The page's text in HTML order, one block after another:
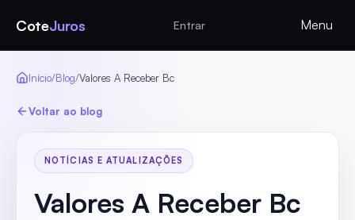
CoteJuros Entrar Menu
Início/Blog/Valores A Receber Bc
Voltar ao blog
NOTÍCIAS E ATUALIZAÇÕES
Valores A Receber Bc